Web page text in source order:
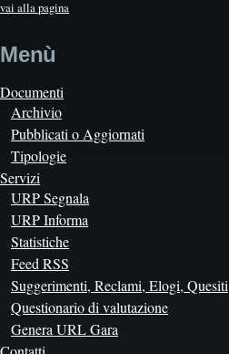
vai alla pagina
Menù
Documenti
Archivio
Pubblicati o Aggiornati
Tipologie
Servizi
URP Segnala
URP Informa
Statistiche
Feed RSS
Suggerimenti, Reclami, Elogi, Quesiti
Questionario di valutazione
Genera URL Gara